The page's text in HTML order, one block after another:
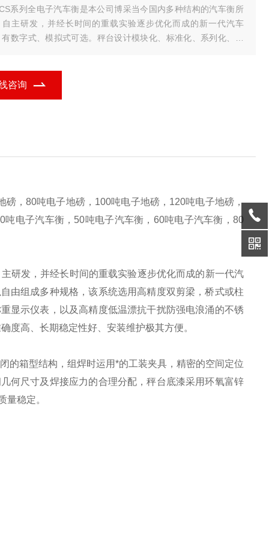
系列全电子汽车衡是本公司博采当今国内多种结构的汽车衡所
自主研发，并经长时间的重载实验逐步优化而成的新一代汽车
有数字式、模拟式可选。秤台设计模块化、标准化、系列化、可
咨询
，80吨电子地磅，100吨电子地磅，120吨电子地磅，
电子汽车衡，50吨电子汽车衡，60吨电子汽车衡，80
研发，并经长时间的重载实验逐步优化而成的新一代汽
由组成多种规格，该系统选用高精度双剪梁，桥式或柱
显示仪表，以及高精度低温漂抗干扰防强电浪涌的不锈
度高、长期稳定性好、安装维护极其方便。
的箱型结构，组焊时运用*的工装夹具，精密的空间定位
何尺寸及焊接应力的合理分配，秤台底漆采用环氧富锌
量稳定。